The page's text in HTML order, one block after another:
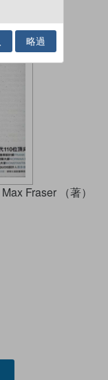
Max Fraser （著）
略過